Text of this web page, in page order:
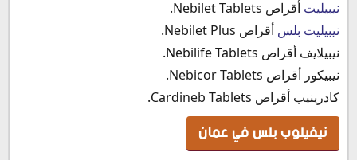
نيبيليت أقراص Nebilet Tablets.
نيبيليت بلس أقراص Nebilet Plus.
نيبيلايف أقراص Nebilife Tablets.
نيبيكور أقراص Nebicor Tablets.
كادرينيب أقراص Cardineb Tablets.
نيفيلوب بلس في عمان